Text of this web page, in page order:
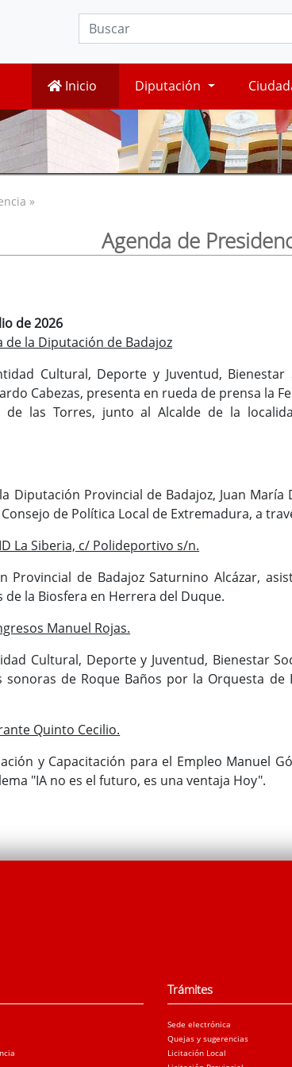
Inicio Diputación
»
Agenda de
de 2026
de la Diputación de Badajoz
Cultural, Deporte y Juventud, Bienestar
Cabezas, presenta en rueda de prensa la
de las Torres, junto al Alcalde de la
Diputación Provincial de Badajoz, Juan
de Política Local de Extremadura, a
La Siberia, c/ Polideportivo s/n.
Provincial de Badajoz Saturnino Alcázar,
de la Biosfera en Herrera del Duque.
Manuel Rojas.
Cultural, Deporte y Juventud, Bienestar
de Roque Baños por la Orquesta
Quinto Cecilio.
y Capacitación para el Empleo Manuel
"IA no es el futuro, es una ventaja Hoy".
Trámites
Sede electrónica
Quejas y sugerencias
Licitación Local